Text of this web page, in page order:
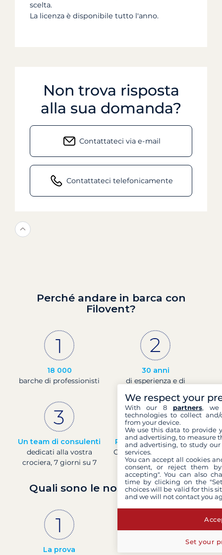
scelta.
La licenza è disponibile tutto l'anno.
Non trova risposta
alla sua domanda?
Contattateci via e-mail
Contattateci telefonicamente
Perché andare in barca con
Filovent?
18 000
barche di professionisti
30 anni
di esperienza e di
Un team di consulenti
dedicati alla vostra
crociera, 7 giorni su 7
Prezzi in tempo reale
Controllare i prezzi delle
barche in tempo reale
Quali sono le nostre garanzie?
La prova
We respect your
With our 8 partners, we
technologies to collect
from your device.
We use this data to provide
and advertising, to measure
and advertising, to study
services.
You can accept all cookies
consent, or reject them
accepting". You can also
time by clicking on the
choices will be valid for this
and we will not contact you
Set your